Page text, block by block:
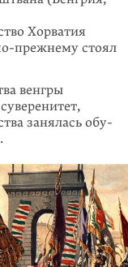
Хор­ватия
прежнему стоял
венгры
занялась обу­